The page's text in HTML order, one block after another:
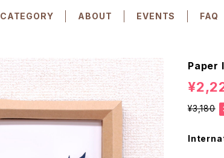
CATEGORY ABOUT EVENTS FAQ
Paper
¥3,180